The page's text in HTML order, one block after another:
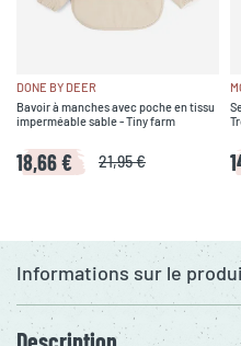
DONE BY DEER
Bavoir à manches avec poche en tissu
imperméable sable - Tiny farm
18,66 € 21,95 €
Informations sur le
Description